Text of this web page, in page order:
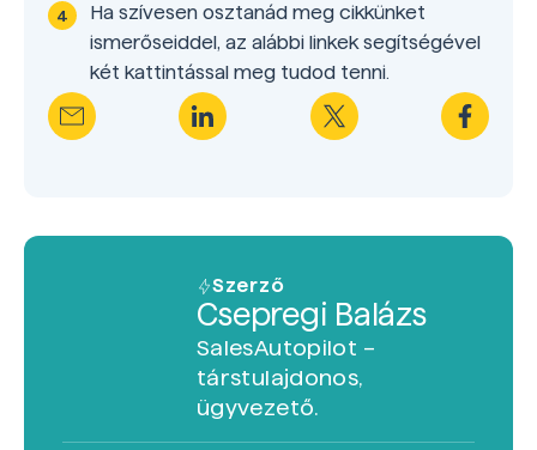
Ha szívesen osztanád meg cikkünket
ismerőseiddel, az alábbi linkek segítségével
két kattintással meg tudod tenni.
Szerző
Csepregi Balázs
SalesAutopilot –
társtulajdonos,
ügyvezető.